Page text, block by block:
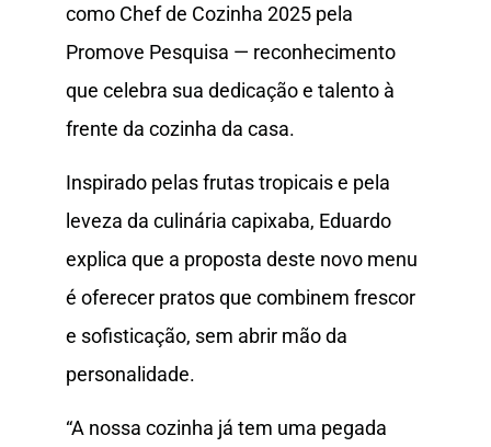
como Chef de Cozinha 2025 pela
Promove Pesquisa — reconhecimento
que celebra sua dedicação e talento à
frente da cozinha da casa.
Inspirado pelas frutas tropicais e pela
leveza da culinária capixaba, Eduardo
explica que a proposta deste novo menu
é oferecer pratos que combinem frescor
e sofisticação, sem abrir mão da
personalidade.
“A nossa cozinha já tem uma pegada